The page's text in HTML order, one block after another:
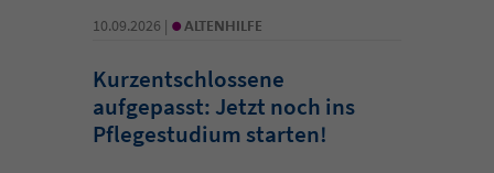
10.09.2026 | • ALTENHILFE
Kurzentschlossene
aufgepasst: Jetzt noch ins
Pflegestudium starten!